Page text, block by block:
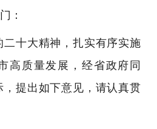
：
十大精神，扎实有序实施
高质量发展，经省政府同
提出如下意见，请认真贯